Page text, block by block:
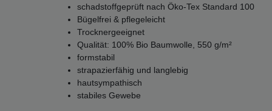
schadstoffgeprüft nach Öko-Tex Standard 100
Bügelfrei & pflegeleicht
Trocknergeeignet
Qualität: 100% Bio Baumwolle, 550 g/m²
formstabil
strapazierfähig und langlebig
hautsympathisch
stabiles Gewebe